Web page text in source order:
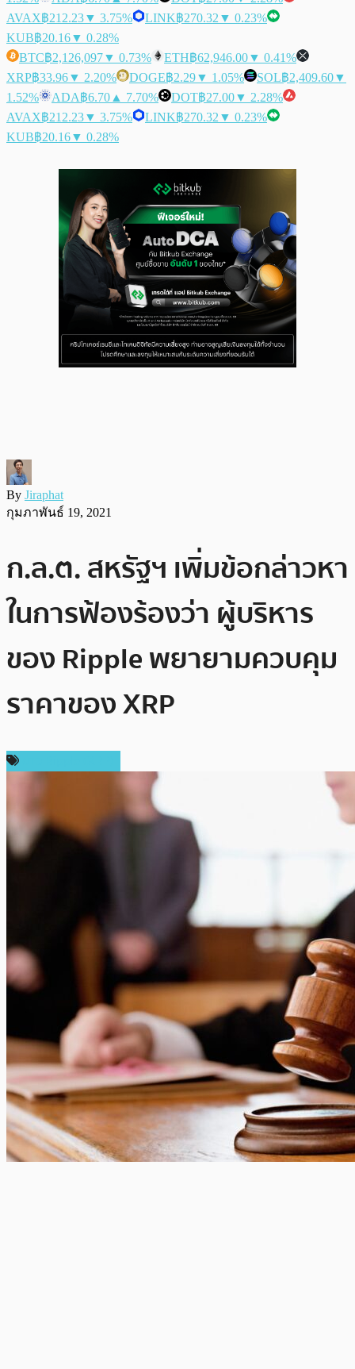
AVAX฿212.23▼ 3.75% LINK฿270.32 ▼ 0.23%
KUB฿20.16▼ 0.28%
BTC฿2,126,097▼ 0.73% ETH฿62,946.00▼ 0.41%
XRP฿33.96▼ 2.20% DOGE฿2.29▼ 1.05% SOL฿2,409.60▼
1.52%
ADA฿6.70 ▲ 7.70% DOT฿27.00▼ 2.28%
AVAX฿212.23▼ 3.75% LINK฿270.32 ▼ 0.23%
KUB฿20.16▼ 0.28%
By Jiraphat
กุมภาพันธ์ 19, 2021
ก.ล.ต. สหรัฐฯ เพิ่มข้อกล่าวหา
ในการฟ้องร้องว่า ผู้บริหาร
ของ Ripple พยายามควบคุม
ราคาของ XRP